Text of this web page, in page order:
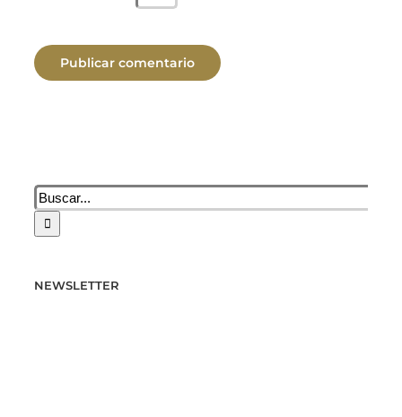
Buscar:
NEWSLETTER